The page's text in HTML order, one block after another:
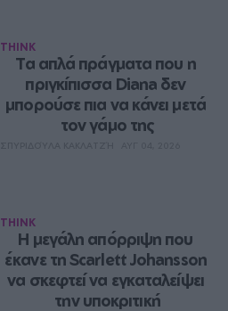
THINK
Τα απλά πράγματα που η
πριγκίπισσα Diana δεν
μπορούσε πια να κάνει μετά
τον γάμο της
THINK
Η μεγάλη απόρριψη που
έκανε τη Scarlett Johansson
να σκεφτεί να εγκαταλείψει
την υποκριτική